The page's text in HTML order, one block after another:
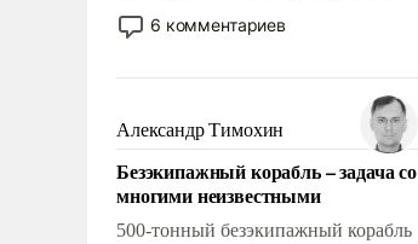
отменяя традиционное требование к
человеку – быть мужественным и
на себя ответственность, помогать
слабым, идти вперед и
адаптироваться.
6 комментариев
Александр Тимохин
Безэкипажный корабль – задача со
многими неизвестными
500-тонный безэкипажный корабль